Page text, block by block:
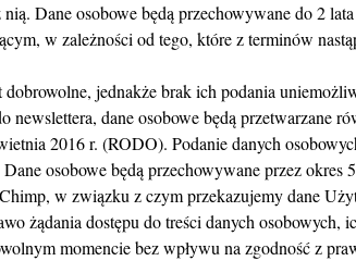
nią. Dane osobowe będą przechowywane do 2
w zależności od tego, które z terminów
dobrowolne, jednakże brak ich podania
newslettera, dane osobowe będą przetwarzane
2016 r. (RODO). Podanie danych
osobowe będą przechowywane przez
w związku z czym przekazujemy dane
żądania dostępu do treści danych
momencie bez wpływu na zgodność z